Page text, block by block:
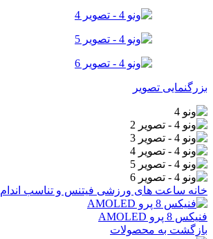
بزرگنمایی تصویر
خانه ساعت های ورزشی فیتنس و تناسب اندام
فنیکس 8 پرو AMOLED
بازگشت به محصولات